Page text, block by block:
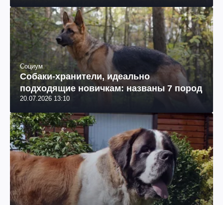
Социум
Собаки-хранители, идеально
подходящие новичкам: названы 7 пород
20.07.2026 13:10